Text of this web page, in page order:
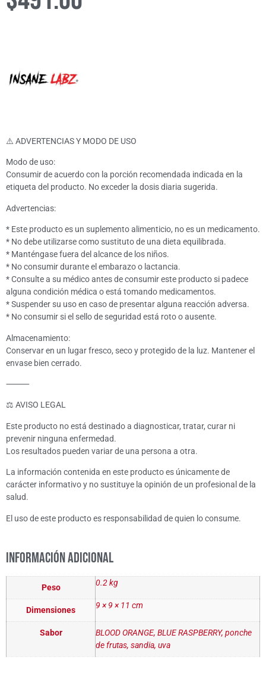
⚠️ ADVERTENCIAS Y MODO DE USO
Modo de uso:
Consumir de acuerdo con la porción recomendada indicada en la
etiqueta del producto. No exceder la dosis diaria sugerida.
Advertencias:
* Este producto es un suplemento alimenticio, no es un medicamento.
* No debe utilizarse como sustituto de una dieta equilibrada.
* Manténgase fuera del alcance de los niños.
* No consumir durante el embarazo o lactancia.
* Consulte a su médico antes de consumir este producto si padece
alguna condición médica o está tomando medicamentos.
* Suspender su uso en caso de presentar alguna reacción adversa.
* No consumir si el sello de seguridad está roto o ausente.
Almacenamiento:
Conservar en un lugar fresco, seco y protegido de la luz. Mantener el
envase bien cerrado.
⸻
⚖️ AVISO LEGAL
Este producto no está destinado a diagnosticar, tratar, curar ni
prevenir ninguna enfermedad.
Los resultados pueden variar de una persona a otra.
La información contenida en este producto es únicamente de
carácter informativo y no sustituye la opinión de un profesional de la
salud.
El uso de este producto es responsabilidad de quien lo consume.
Información adicional
Peso 0.2 kg
Dimensiones 9 × 9 × 11 cm
Sabor
BLOOD ORANGE, BLUE RASPBERRY, ponche
de frutas, sandia, uva